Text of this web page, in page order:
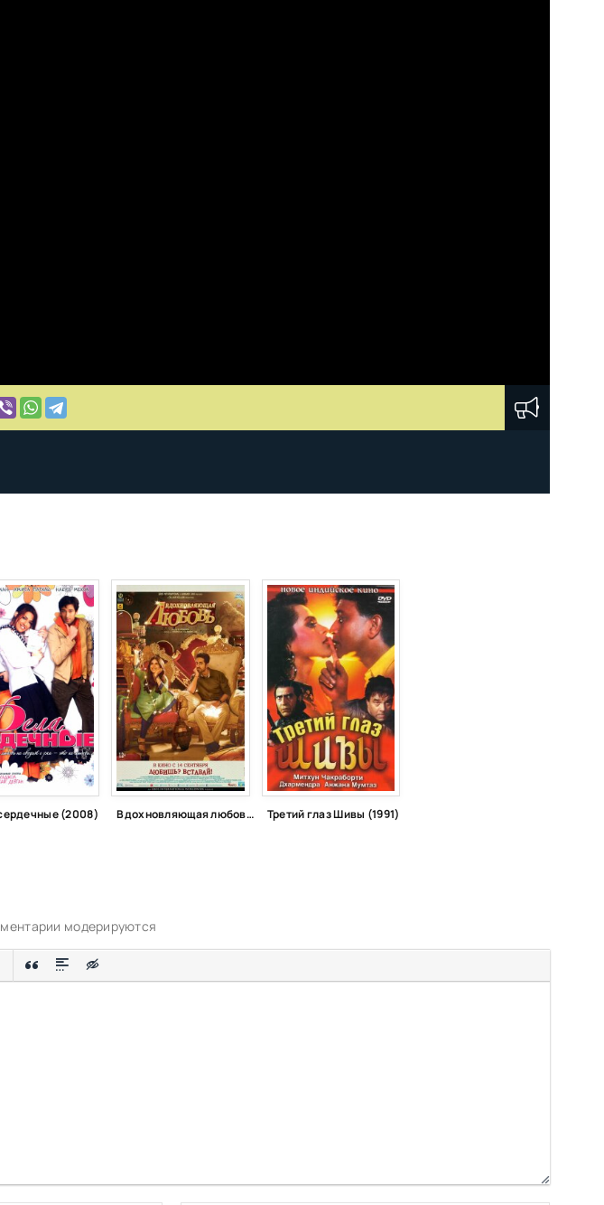
(2008) Вдохновляющая любовь (2017) Третий глаз Шивы (1991)
модерируются